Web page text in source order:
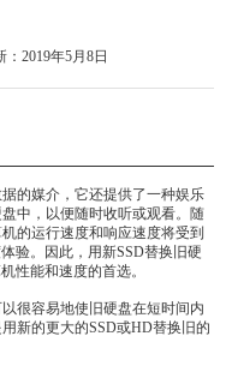
2019年5月8日
的媒介，它还提供了一种娱乐
中，以便随时收听或观看。随
的运行速度和响应速度将受到
验。因此，用新SSD替换旧硬
性能和速度的首选。
很容易地使旧硬盘在短时间内
新的更大的SSD或HD替换旧的